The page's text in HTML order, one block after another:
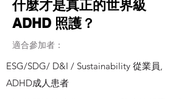
什麼才是真正的世界級
ADHD 照護？
適合參加者：
ESG/SDG/ D&I / Sustainability 從業員,
ADHD成人患者